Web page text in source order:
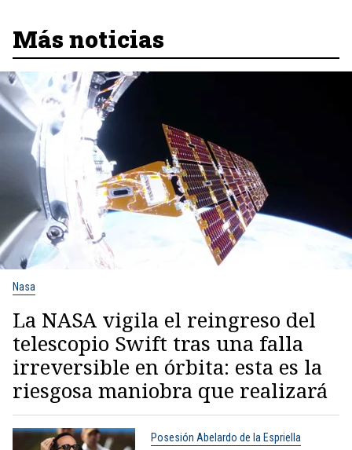
Más noticias
Nasa
La NASA vigila el reingreso del
telescopio Swift tras una falla
irreversible en órbita: esta es la
riesgosa maniobra que realizará
Posesión Abelardo de la Espriella